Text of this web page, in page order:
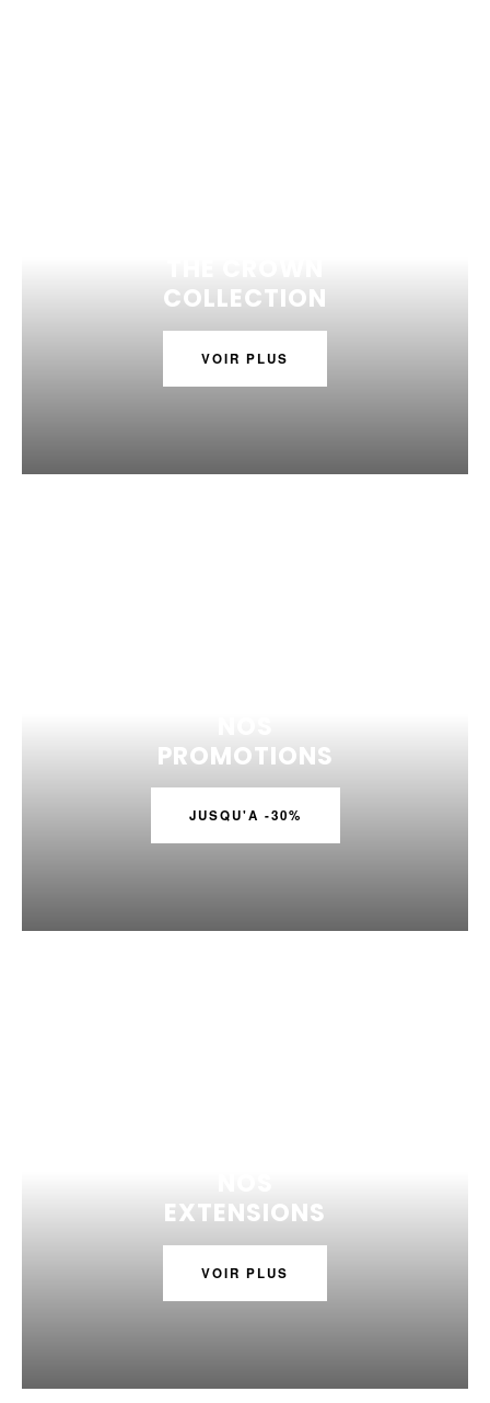
COLLECTION
VOIR PLUS
PROMOTIONS
JUSQU'A -30%
EXTENSIONS
VOIR PLUS